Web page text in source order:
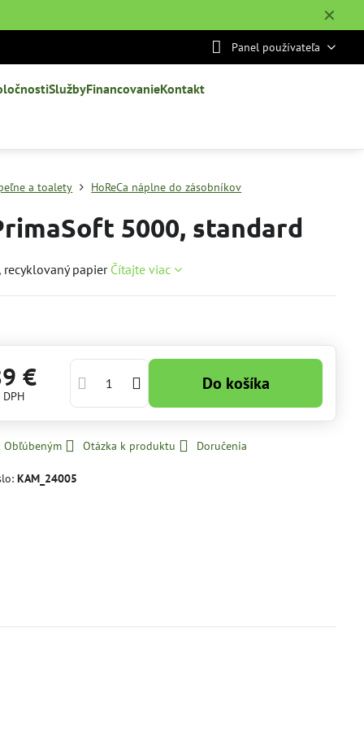
✕
Panel používateľa
SlužbyFinancovanieKontakt
a toalety HoReCa náplne do zásobníkov
5000, standard
recyklovaný papier Čítajte viac
€
DPH
Do košíka
Obľúbeným Otázka k produktu Doručenia
KAM_24005